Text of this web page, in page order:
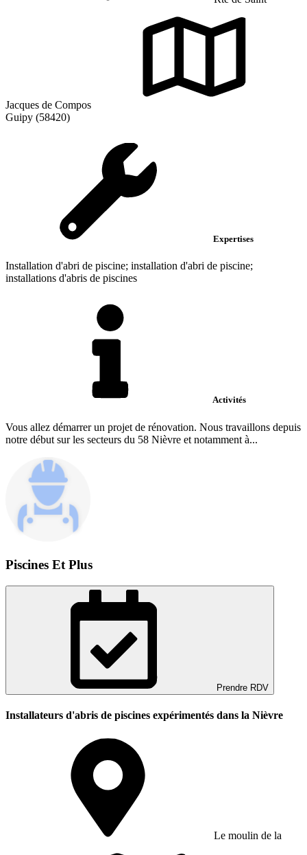
Jacques de Compos
Guipy (58420)
Expertises
Installation d'abri de piscine; installation d'abri de piscine;
installations d'abris de piscines
Activités
Vous allez démarrer un projet de rénovation. Nous travaillons depuis
notre début sur les secteurs du 58 Nièvre et notamment à...
Piscines Et Plus
Prendre RDV
Installateurs d'abris de piscines expérimentés dans la Nièvre
Le moulin de la